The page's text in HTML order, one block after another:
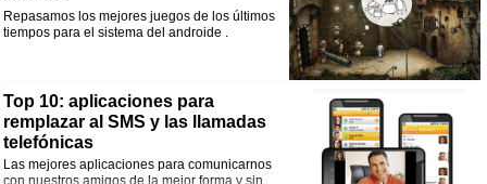
Repasamos los mejores juegos de los últimos
tiempos para el sistema del androide .
Top 10: aplicaciones para
remplazar al SMS y las llamadas
telefónicas
Las mejores aplicaciones para comunicarnos
con nuestros amigos de la mejor forma y sin